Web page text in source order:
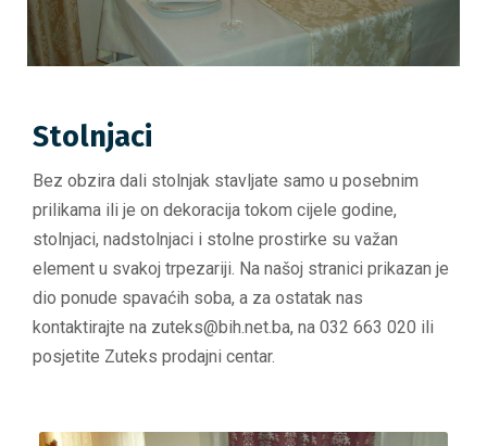
Stolnjaci
Bez obzira dali stolnjak stavljate samo u posebnim
prilikama ili je on dekoracija tokom cijele godine,
stolnjaci, nadstolnjaci i stolne prostirke su važan
element u svakoj trpezariji. Na našoj stranici prikazan je
dio ponude spavaćih soba, a za ostatak nas
kontaktirajte na zuteks@bih.net.ba, na 032 663 020 ili
posjetite Zuteks prodajni centar.